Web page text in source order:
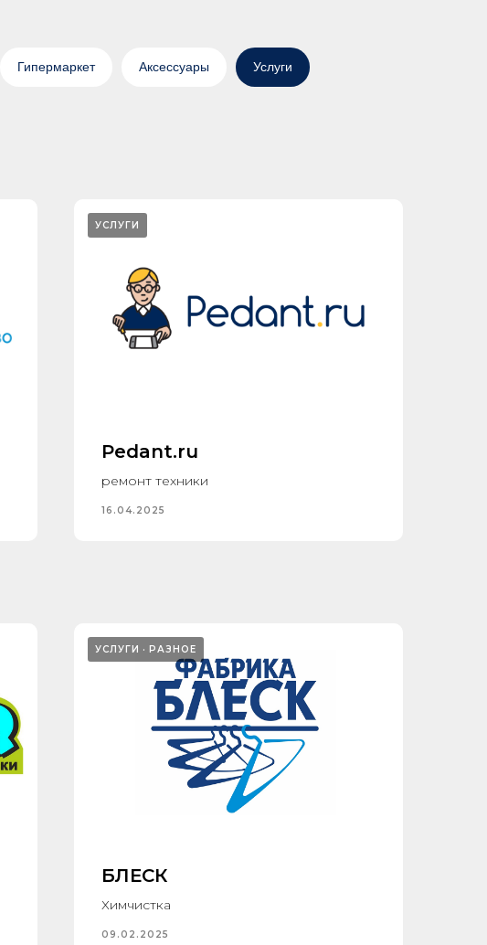
Гипермаркет Аксессуары Услуги
УСЛУГИ
Pedant.ru
ремонт техники
16.04.2025
УСЛУГИ РАЗНОЕ
БЛЕСК
Химчистка
09.02.2025